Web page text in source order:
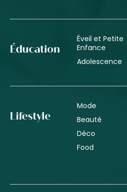
Éducation
Éveil et Petite
Enfance
Adolescence
Lifestyle
Mode
Beauté
Déco
Food